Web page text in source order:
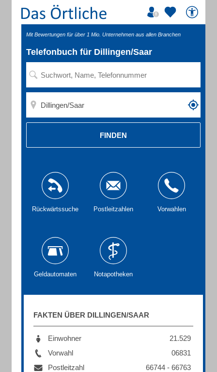
Mit Bewertungen für über 1 Mio. Unternehmen aus allen Branchen
Telefonbuch für Dillingen/Saar
FINDEN
Rückwärtssuche Postleitzahlen Vorwahlen
Geldautomaten Notapotheken
FAKTEN ÜBER DILLINGEN/SAAR
Einwohner
21.529
Vorwahl
06831
Postleitzahl
66744 - 66763